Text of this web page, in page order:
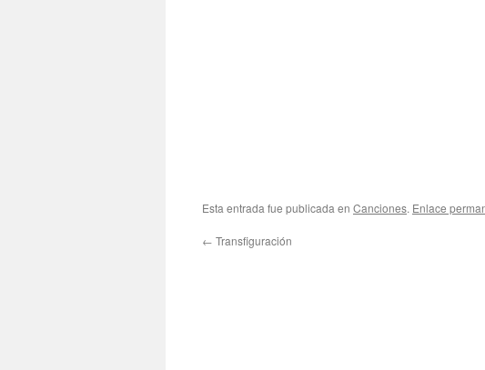
Esta entrada fue publicada en Canciones. Enlace
← Transfiguración